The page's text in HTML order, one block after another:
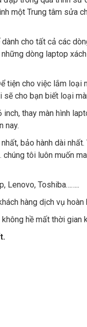
một Trung tâm sửa
cho tất cả các
dòng laptop
tiện cho việc lắm loại
cho bạn biết loại
thay màn hình
nay.
bảo hành dài
tôi luôn muốn
Lenovo, Toshiba……..
hàng dịch vụ hoàn
hề mất thời gian